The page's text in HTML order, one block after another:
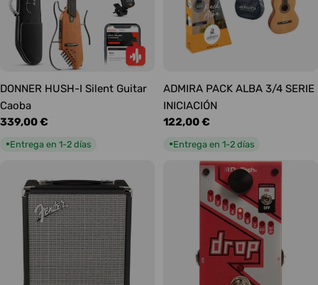
DONNER HUSH-I Silent Guitar
Caoba
Precio
339,00 €
●Entrega en 1-2 días
ADMIRA PACK ALBA 3/4 SERIE
INICIACIÓN
Precio
122,00 €
●Entrega en 1-2 días